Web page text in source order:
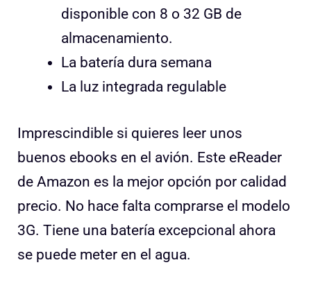
disponible con 8 o 32 GB de
almacenamiento.
La batería dura semana
La luz integrada regulable
Imprescindible si quieres leer unos
buenos ebooks en el avión. Este eReader
de Amazon es la mejor opción por calidad
precio. No hace falta comprarse el modelo
3G. Tiene una batería excepcional ahora
se puede meter en el agua.